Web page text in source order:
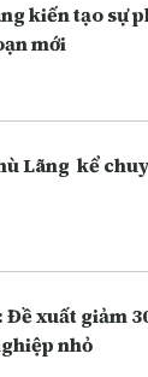
kiến tạo sự
mới
Lãng kể
xuất giảm
nhỏ